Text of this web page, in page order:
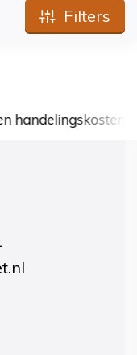
Filters
handelingskosten